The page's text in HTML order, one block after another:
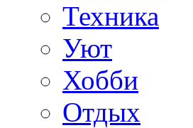
Техника
Уют
Хобби
Отдых